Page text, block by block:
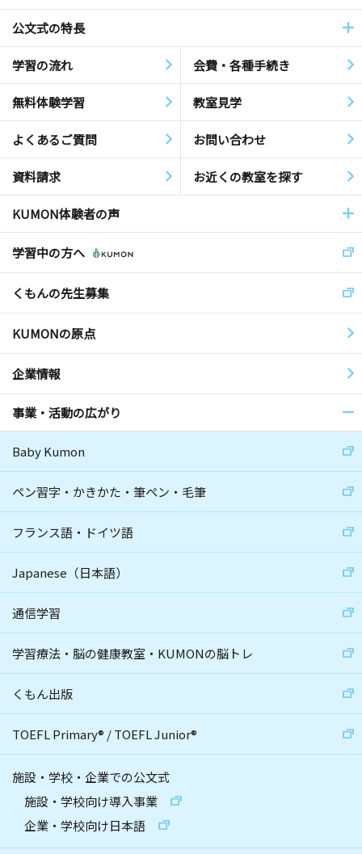
公文式の特長
学習の流れ 会費・各種手続き
無料体験学習 教室見学
よくあるご質問 お問い合わせ
資料請求 お近くの教室を探す
KUMON体験者の声
学習中の方へ
くもんの先生募集
KUMONの原点
企業情報
事業・活動の広がり
Baby Kumon
ペン習字・かきかた・筆ペン・毛筆
フランス語・ドイツ語
Japanese（日本語）
通信学習
学習療法・脳の健康教室・KUMONの脳トレ
くもん出版
TOEFL Primary® /TOEFL Junior®
施設・学校・企業での公文式
施設・学校向け導入事業
企業・学校向け日本語